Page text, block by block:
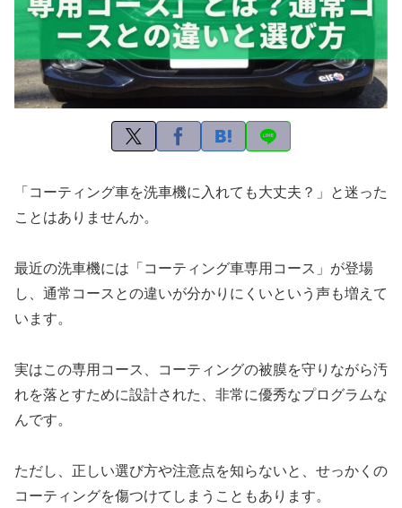
「コーティング車を洗車機に入れても大丈夫？」と迷った
ことはありませんか。
最近の洗車機には「コーティング車専用コース」が登場
し、通常コースとの違いが分かりにくいという声も増えて
います。
実はこの専用コース、コーティングの被膜を守りながら汚
れを落とすために設計された、非常に優秀なプログラムな
んです。
ただし、正しい選び方や注意点を知らないと、せっかくの
コーティングを傷つけてしまうこともあります。